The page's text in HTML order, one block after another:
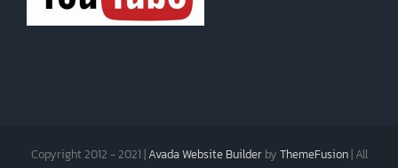
Copyright 2012 - 2021 |Avada Website Builderby ThemeFusion| All